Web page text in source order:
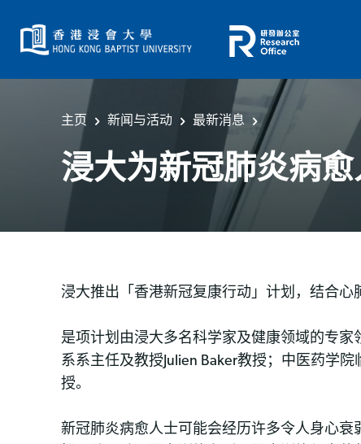
主页 新闻与活动 最新消息
浸大为新冠肺炎病
浸大推出 「香港新冠复康行动」 计划，结合心
是项计划由浸大多名科学家及健康领域的专
系系主任及教授Julien Baker教授；中医药学
授。
新冠肺炎病愈人士可能会经历许多令人身心